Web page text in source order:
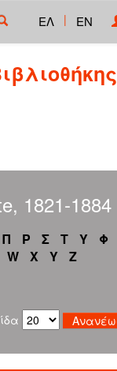
ΕΛ | EN
1821-1884
Π Ρ Σ Τ Υ Φ
W X Y Z